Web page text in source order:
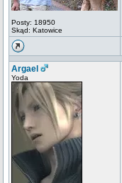
Posty: 18950
Skąd: Katowice
Argael
Yoda